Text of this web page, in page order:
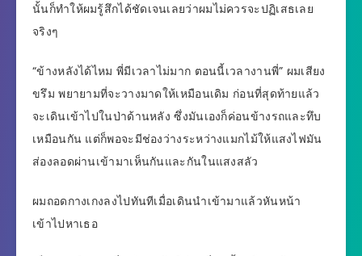
นั้นก็ทำให้ผมรู้สึกได้ชัดเจนเลยว่าผมไม่ควรจะปฏิเสธเลย
จริงๆ
“ข้างหลังได้ไหม พี่มีเวลาไม่มาก ตอนนี้เวลางานพี่” ผมเสียง
ขรึม พยายามที่จะวางมาดให้เหมือนเดิม ก่อนที่สุดท้ายแล้ว
จะเดินเข้าไปในป่าด้านหลัง ซึ่งมันเองก็ค่อนข้างรถและทึบ
เหมือนกัน แต่ก็พอจะมีช่องว่างระหว่างแมกไม้ให้แสงไฟมัน
ส่องลอดผ่านเข้ามาเห็นกันและกันในแสงสลัว
ผมถอดกางเกงลงไปทันทีเมื่อเดินนำเข้ามาแล้วหันหน้า
เข้าไปหาเธอ